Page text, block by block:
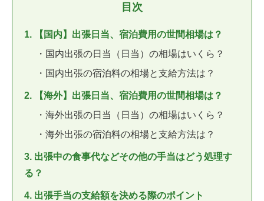
目次
1. 【国内】出張日当、宿泊費用の世間相場は？
・国内出張の日当（日当）の相場はいくら？
・国内出張の宿泊料の相場と支給方法は？
2. 【海外】出張日当、宿泊費用の世間相場は？
・海外出張の日当（日当）の相場はいくら？
・海外出張の宿泊料の相場と支給方法は？
3. 出張中の食事代などその他の手当はどう処理す
る？
4. 出張手当の支給額を決める際のポイント